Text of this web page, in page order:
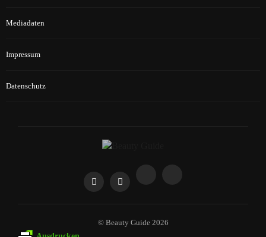
Mediadaten
Impressum
Datenschutz
© Beauty Guide 2026